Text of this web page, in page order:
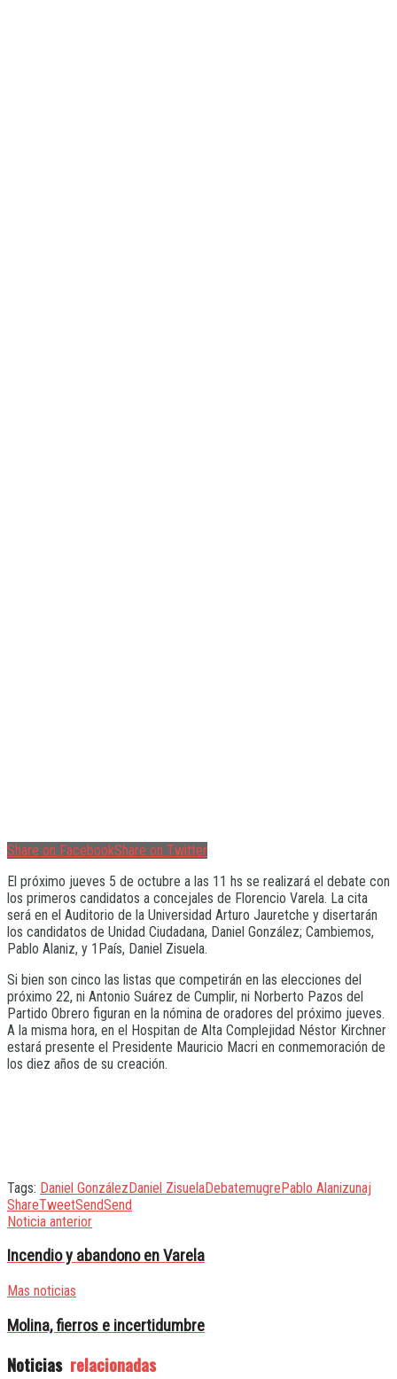
Share on FacebookShare on Twitter
El próximo jueves 5 de octubre a las 11 hs se realizará el debate con
los primeros candidatos a concejales de Florencio Varela. La cita
será en el Auditorio de la Universidad Arturo Jauretche y disertarán
los candidatos de Unidad Ciudadana, Daniel González; Cambiemos,
Pablo Alaniz, y 1País, Daniel Zisuela.
Si bien son cinco las listas que competirán en las elecciones del
próximo 22, ni Antonio Suárez de Cumplir, ni Norberto Pazos del
Partido Obrero figuran en la nómina de oradores del próximo jueves.
A la misma hora, en el Hospitan de Alta Complejidad Néstor Kirchner
estará presente el Presidente Mauricio Macri en conmemoración de
los diez años de su creación.
Tags: Daniel GonzálezDaniel ZisuelaDebatemugrePablo Alanizunaj
ShareTweetSendSend
Noticia anterior
Incendio y abandono en Varela
Mas noticias
Molina, fierros e incertidumbre
Noticias relacionadas